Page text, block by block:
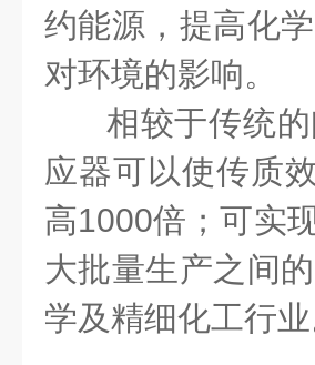
约能源，提高化
对环境的影响。
相较于传统
应器可以使传质
高1000倍；可实
大批量生产之间
学及精细化工行业